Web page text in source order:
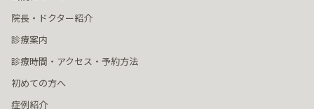
院長・ドクター紹介
診療案内
診療時間・アクセス・予約方法
初めての方へ
症例紹介